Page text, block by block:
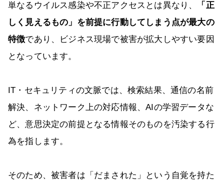
単なるウイルス感染や不正アクセスとは異なり、
「正
しく見えるもの」を前提に行動してしまう点が最大の
特徴であり、ビジネス現場で被害が拡大しやすい要因
となっています。
IT・セキュリティの文脈では、検索結果、通信の名前
解決、ネットワーク上の対応情報、AIの学習データな
ど、意思決定の前提となる情報そのものを汚染する行
為を指します。
そのため、被害者は「だまされた」という自覚を持た